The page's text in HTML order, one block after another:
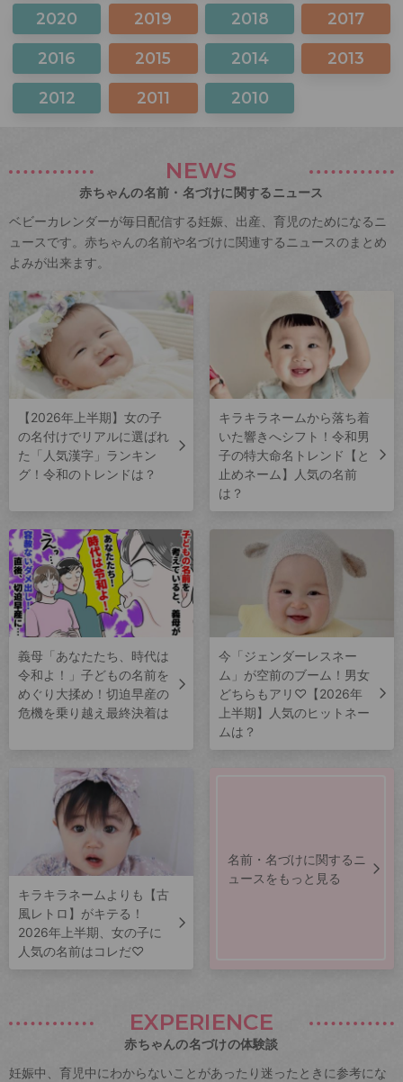
2020 2019 2018 2017
2016 2015 2014 2013
2012 2011 2010
NEWS
赤ちゃんの名前・名づけに関するニュース
ベビーカレンダーが毎日配信する妊娠、出産、育児のためになるニ
ュースです。赤ちゃんの名前や名づけに関連するニュースのまとめ
よみが出来ます。
【2026年上半期】女の子
の名付けでリアルに選ばれ
た「人気漢字」ランキン
グ！令和のトレンドは？
キラキラネームから落ち着
いた響きへシフト！令和男
子の特大命名トレンド【と
止めネーム】人気の名前
は？
義母「あなたたち、時代は
令和よ！」子どもの名前を
めぐり大揉め！切迫早産の
危機を乗り越え最終決着は
今「ジェンダーレスネー
ム」が空前のブーム！男女
どちらもアリ♡【2026年
上半期】人気のヒットネー
ムは？
キラキラネームよりも【古
風レトロ】がキテる！
2026年上半期、女の子に
人気の名前はコレだ♡
名前・名づけに関するニ
ュースをもっと見る
EXPERIENCE
赤ちゃんの名づけの体験談
妊娠中、育児中にわからないことがあったり迷ったときに参考にな